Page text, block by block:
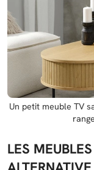
Un petit meuble TV
LES